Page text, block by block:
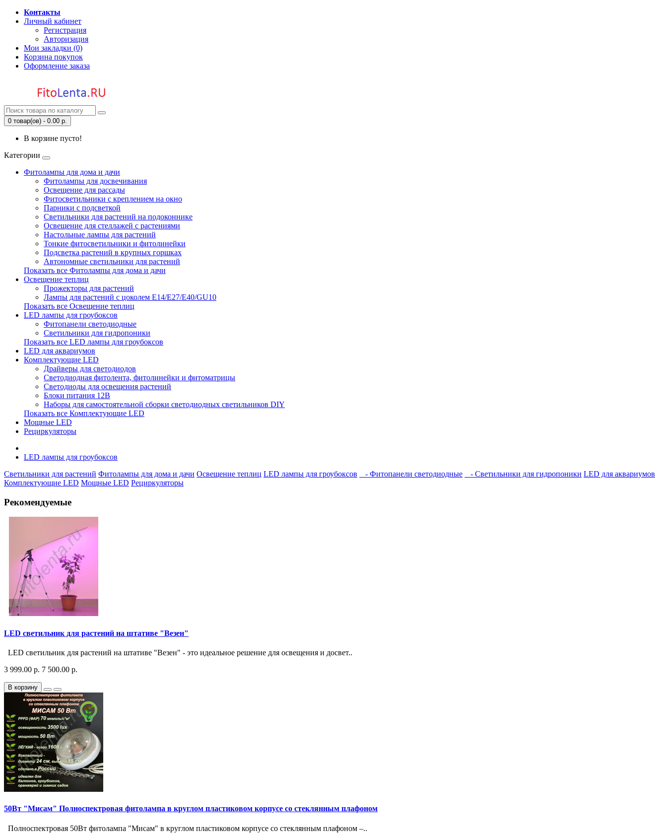
Контакты
Личный кабинет
Регистрация
Авторизация
Мои закладки (0)
Корзина покупок
Оформление заказа
0 товар(ов) - 0.00 р.
В корзине пусто!
Категории
Фитолампы для дома и дачи
Фитолампы для досвечивания
Освещение для рассады
Фитосветильники с креплением на окно
Парники с подсветкой
Светильники для растений на подоконнике
Освещение для стеллажей с растениями
Настольные лампы для растений
Тонкие фитосветильники и фитолинейки
Подсветка растений в крупных горшках
Автономные светильники для растений
Показать все Фитолампы для дома и дачи
Освещение теплиц
Прожекторы для растений
Лампы для растений с цоколем Е14/Е27/Е40/GU10
Показать все Освещение теплиц
LED лампы для гроубоксов
Фитопанели светодиодные
Светильники для гидропоники
Показать все LED лампы для гроубоксов
LED для аквариумов
Комплектующие LED
Драйверы для светодиодов
Светодиодная фитолента, фитолинейки и фитоматрицы
Светодиоды для освещения растений
Блоки питания 12В
Наборы для самостоятельной сборки светодиодных светильников DIY
Показать все Комплектующие LED
Мощные LED
Рециркуляторы
LED лампы для гроубоксов
Светильники для растений Фитолампы для дома и дачи Освещение теплиц LED лампы для гроубоксов - Фитопанели светодиодные - Светильники для гидропоники LED для аквариумов
Комплектующие LED Мощные LED Рециркуляторы
Рекомендуемые
LED светильник для растений на штативе "Везен"
LED светильник для растений на штативе "Везен" - это идеальное решение для освещения и досвет..
3 999.00 р. 7 500.00 р.
В корзину
50Вт "Мисам" Полноспектровая фитолампа в круглом пластиковом корпусе со стеклянным плафоном
Полноспектровая 50Вт фитолампа "Мисам" в круглом пластиковом корпусе со стеклянным плафоном –..